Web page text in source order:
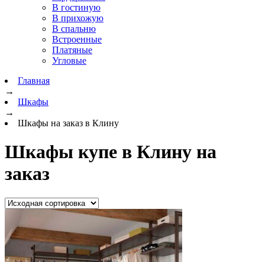
В гостиную
В прихожую
В спальню
Встроенные
Платяные
Угловые
Главная
→
Шкафы
→
Шкафы на заказ в Клину
Шкафы купе в Клину на
заказ